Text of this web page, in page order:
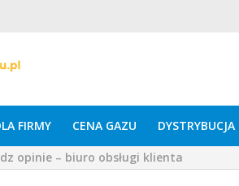
FIRMY CENA GAZU
opinie – biuro obsługi klienta